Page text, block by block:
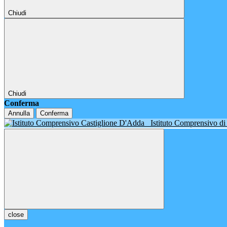
Chiudi
Chiudi
Conferma
Annulla Conferma
Istituto Comprensivo
close